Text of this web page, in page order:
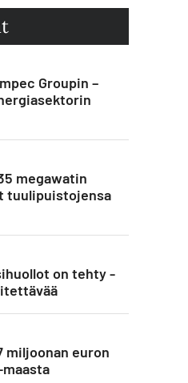
Groupin –
megawatin
tuulipuistojensa
on tehty -
miljoonan euron
maasta